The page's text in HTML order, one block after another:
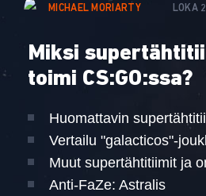
MICHAEL MORIARTY LOKA
Miksi
toimi CS:GO:ssa?
Huomattavin
Vertailu "galacticos"-
Muut supertähtitiimit ja
Anti-FaZe: Astralis